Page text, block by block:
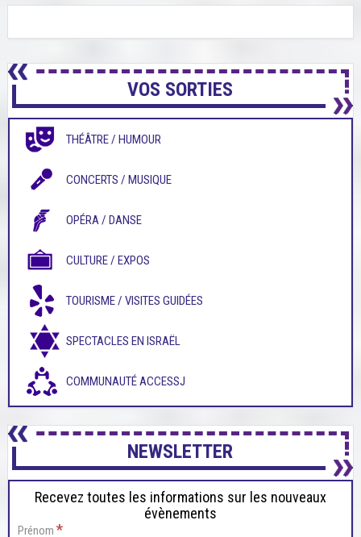
VOS SORTIES
THÉÂTRE / HUMOUR
CONCERTS / MUSIQUE
OPÉRA / DANSE
CULTURE / EXPOS
TOURISME / VISITES GUIDÉES
SPECTACLES EN ISRAËL
COMMUNAUTÉ ACCESSJ
NEWSLETTER
Recevez toutes les informations sur les nouveaux
évènements
Prénom *